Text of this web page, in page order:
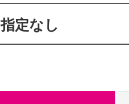
通信講座を
指定なし